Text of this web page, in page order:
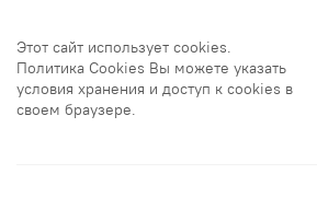
Этот сайт использует cookies.
Политика Cookies Вы можете указать
условия хранения и доступ к cookies в
своем браузере.